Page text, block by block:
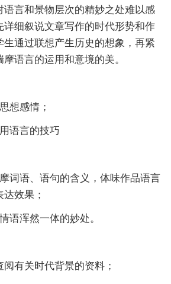
语言和景物层次的精妙之处难以感
详细叙说文章写作的时代形势和作
生通过联想产生历史的想象，再紧
语言的运用和意境的美。
想感情；
语言的技巧
词语、语句的含义，体味作品语言
效果；
语浑然一体的妙处。
有关时代背景的资料；